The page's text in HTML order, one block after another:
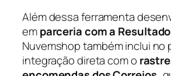
Além dessa ferramenta
emparceria com a
Nuvemshop também inclui no
integração direta com o